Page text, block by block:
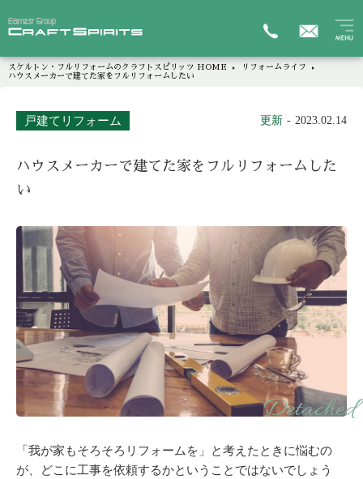
スケルトン・フルリフォームのクラフトスピリッツ HOME
リフォームライフ
ハウスメーカーで建てた家をフルリフォームしたい
戸建てリフォーム 更新 2023.02.14
ハウスメーカーで建てた家をフルリフォームした
い
「我が家もそろそろリフォームを」と考えたときに悩むの
が、どこに工事を依頼するかということではないでしょう